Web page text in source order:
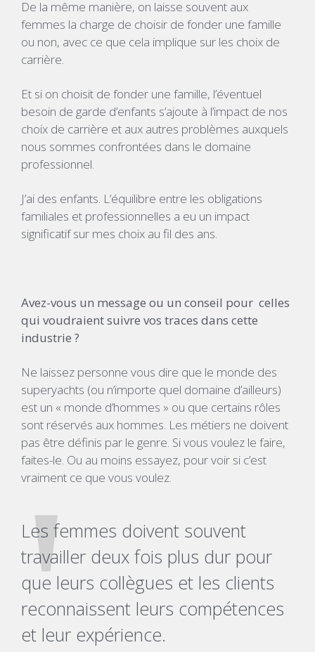
De la même manière, on laisse souvent aux
femmes la charge de choisir de fonder une famille
ou non, avec ce que cela implique sur les choix de
carrière.
Et si on choisit de fonder une famille, l’éventuel
besoin de garde d’enfants s’ajoute à l’impact de nos
choix de carrière et aux autres problèmes auxquels
nous sommes confrontées dans le domaine
professionnel.
J’ai des enfants. L’équilibre entre les obligations
familiales et professionnelles a eu un impact
significatif sur mes choix au fil des ans.
Avez-vous un message ou un conseil pour celles
qui voudraient suivre vos traces dans cette
industrie ?
Ne laissez personne vous dire que le monde des
superyachts (ou n’importe quel domaine d’ailleurs)
est un « monde d’hommes » ou que certains rôles
sont réservés aux hommes. Les métiers ne doivent
pas être définis par le genre. Si vous voulez le faire,
faites-le. Ou au moins essayez, pour voir si c’est
vraiment ce que vous voulez.
Les femmes doivent souvent
travailler deux fois plus dur pour
que leurs collègues et les clients
reconnaissent leurs compétences
et leur expérience.